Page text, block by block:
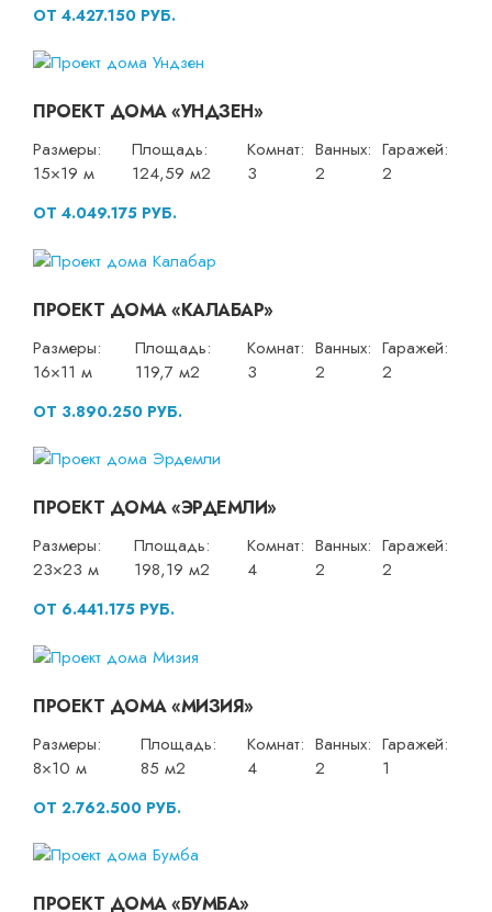
ОТ 4.427.150 РУБ.
ПРОЕКТ ДОМА «УНДЗЕН»
Размеры:
15×19 м
Площадь:
124,59 м2
Комнат:
3
Ванных:
2
Гаражей:
2
ОТ 4.049.175 РУБ.
ПРОЕКТ ДОМА «КАЛАБАР»
Размеры:
16×11 м
Площадь:
119,7 м2
Комнат:
3
Ванных:
2
Гаражей:
2
ОТ 3.890.250 РУБ.
ПРОЕКТ ДОМА «ЭРДЕМЛИ»
Размеры:
23×23 м
Площадь:
198,19 м2
Комнат:
4
Ванных:
2
Гаражей:
2
ОТ 6.441.175 РУБ.
ПРОЕКТ ДОМА «МИЗИЯ»
Размеры:
8×10 м
Площадь:
85 м2
Комнат:
4
Ванных:
2
Гаражей:
1
ОТ 2.762.500 РУБ.
ПРОЕКТ ДОМА «БУМБА»